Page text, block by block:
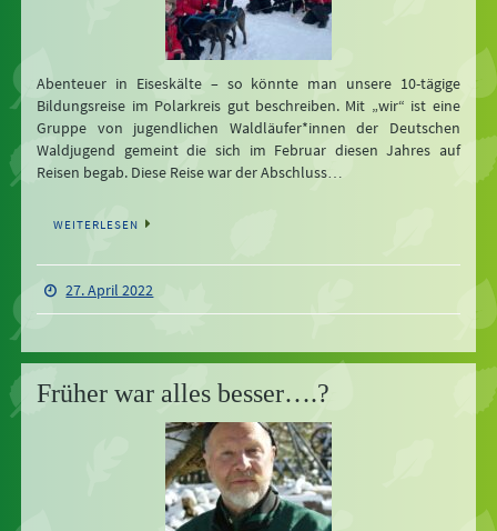
Abenteuer in Eiseskälte – so könnte man unsere 10-tägige
Bildungsreise im Polarkreis gut beschreiben. Mit „wir“ ist eine
Gruppe von jugendlichen Waldläufer*innen der Deutschen
Waldjugend gemeint die sich im Februar diesen Jahres auf
Reisen begab. Diese Reise war der Abschluss…
WEITERLESEN
27. April 2022
Früher war alles besser….?